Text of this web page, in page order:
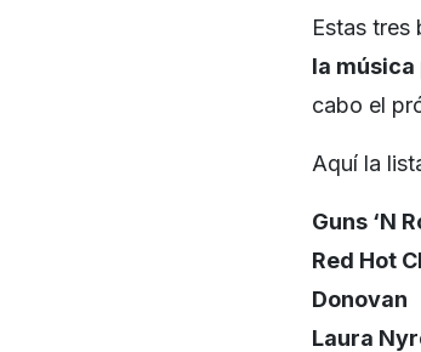
Estas tres
la música
cabo el
Aquí la
Guns ‘N
Red Hot
Donovan
Laura